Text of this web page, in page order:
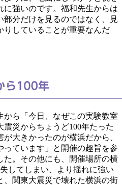
強いのです。福和先生からは
部分だけを見るのではなく、見
りしていることが重要なんだ
ら「今日、なぜこの実験教室
災からちょうど100年たった
大きかったのが横浜だから、
ています」と開催の趣旨を参
た。その他にも、開催場所の横
してしまい、より揺れに強い
、関東大震災で壊れた横浜の街